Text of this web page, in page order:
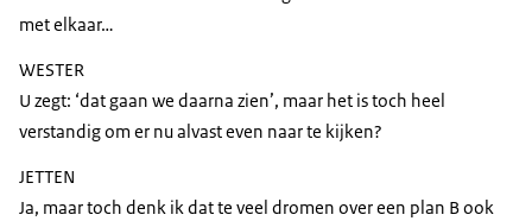
met elkaar…
WESTER
U zegt: ‘dat gaan we daarna zien’, maar het is toch heel
verstandig om er nu alvast even naar te kijken?
JETTEN
Ja, maar toch denk ik dat te veel dromen over een plan B ook